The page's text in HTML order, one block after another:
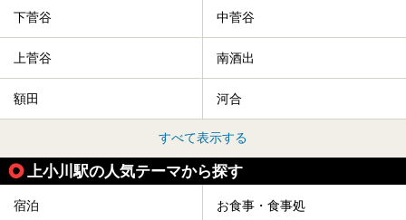
下菅谷 中菅谷
上菅谷 南酒出
額田 河合
すべて表示する
上小川駅の人気テーマから探す
宿泊 お食事・食事処